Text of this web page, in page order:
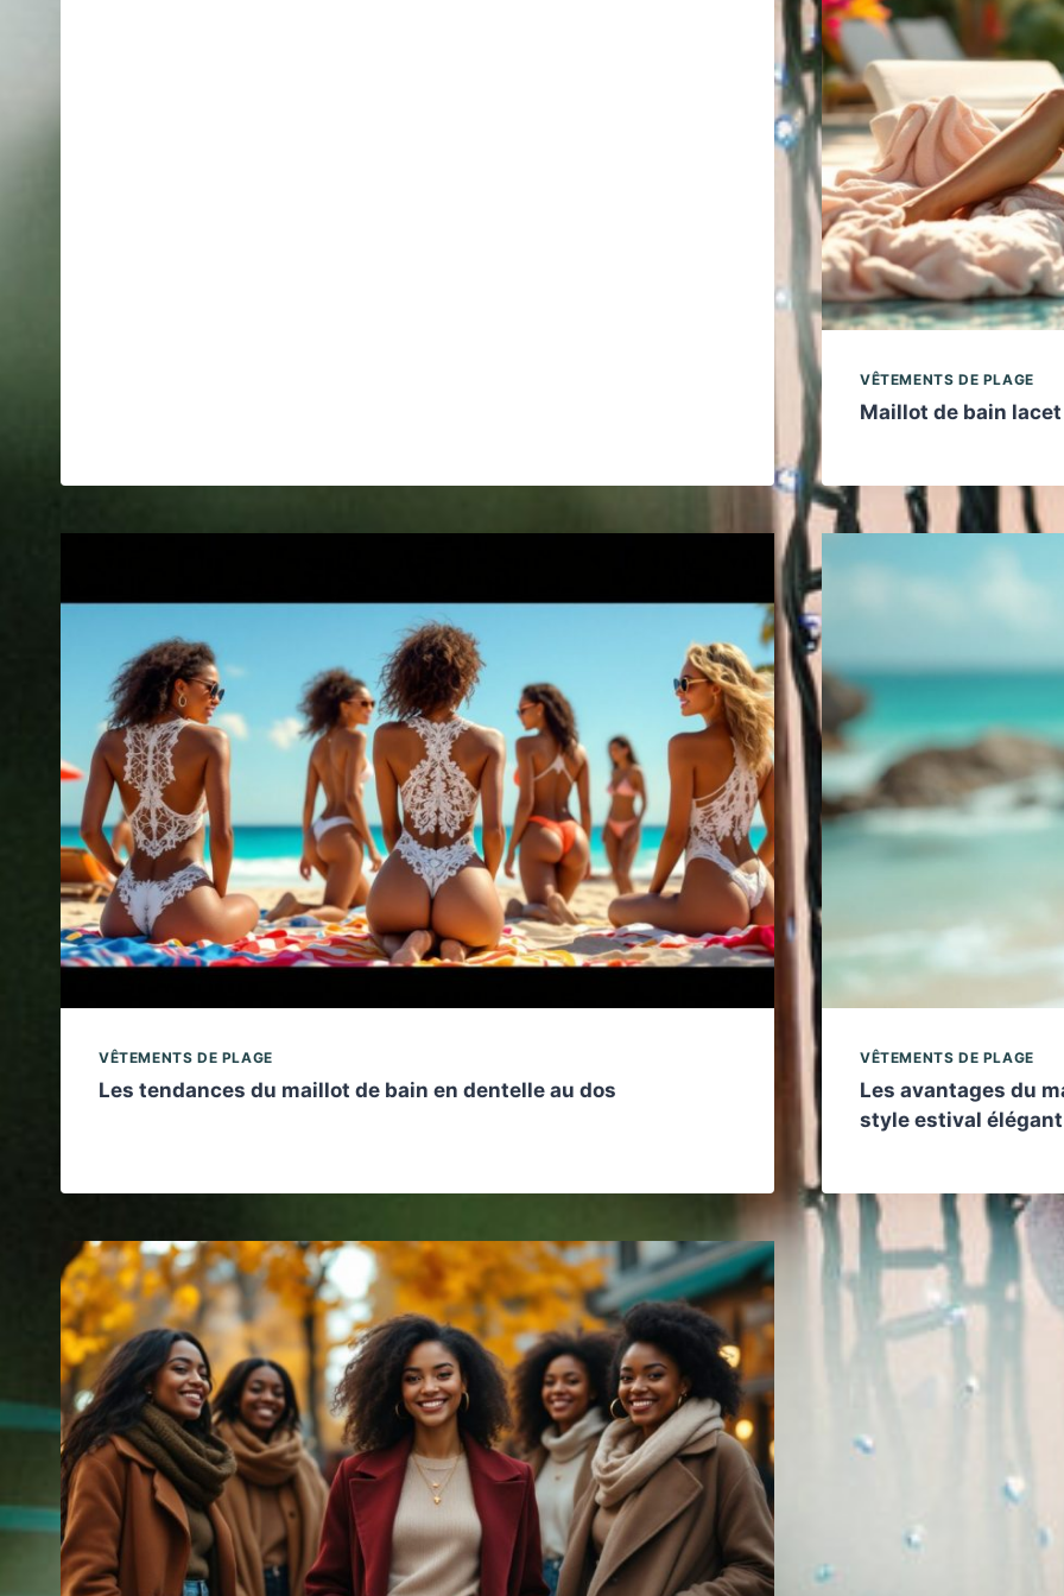
VÊTEMENTS DE PLAGE
Maillot de bain
VÊTEMENTS DE PLAGE
Les tendances du maillot de bain en dentelle au dos
VÊTEMENTS DE PLAGE
Les avantages du
style estival élégant